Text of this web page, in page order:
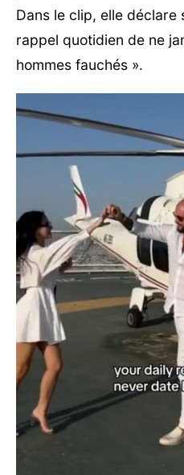
Dans le clip, elle déclare
rappel quotidien de ne
hommes fauchés ».